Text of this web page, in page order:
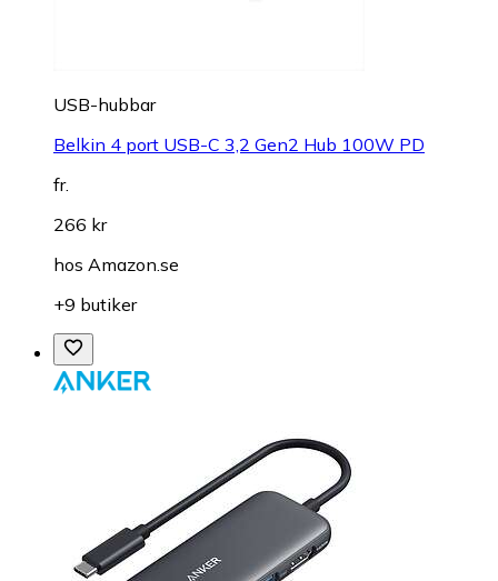
USB-hubbar
Belkin 4 port USB-C 3,2 Gen2 Hub 100W PD
fr.
266 kr
hos Amazon.se
+9 butiker